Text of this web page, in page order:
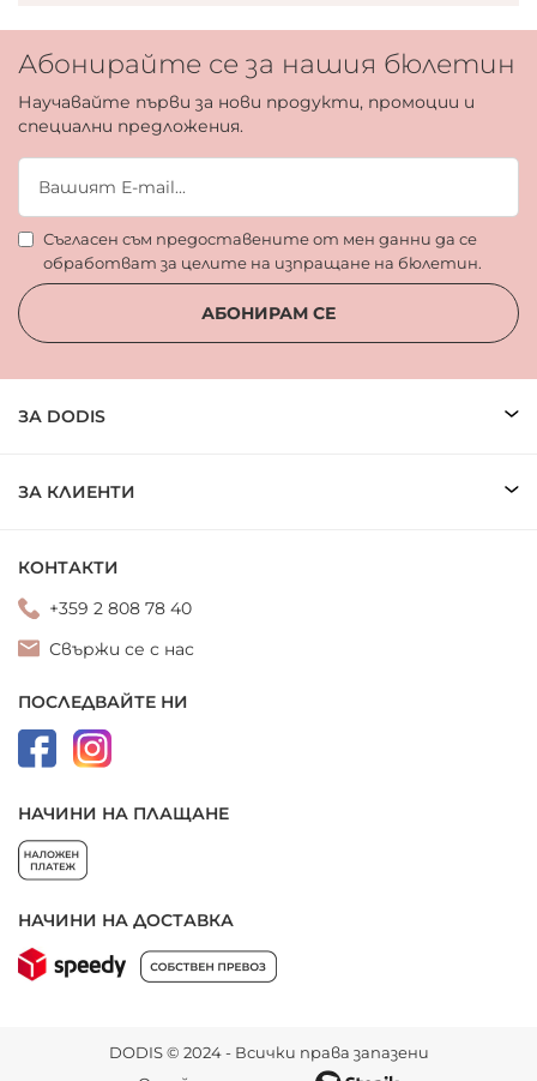
Абонирайте се за нашия бюлетин
Научавайте първи за нови продукти, промоции и
специални предложения.
Съгласен съм предоставените от мен данни да се
обработват за целите на изпращане на бюлетин.
АБОНИРАМ СЕ
ЗА DODIS
ЗА КЛИЕНТИ
КОНТАКТИ
+359 2 808 78 40
Свържи се с нас
ПОСЛЕДВАЙТЕ НИ
НАЧИНИ НА ПЛАЩАНЕ
НАЧИНИ НА ДОСТАВКА
DODIS © 2024 - Всички права запазени